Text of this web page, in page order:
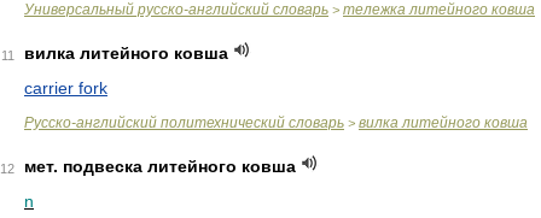
Универсальный русско-английский словарь > тележка литейного ковша
11
вилка литейного ковша
carrier fork
Русско-английский политехнический словарь > вилка литейного ковша
12
мет. подвеска литейного ковша
n